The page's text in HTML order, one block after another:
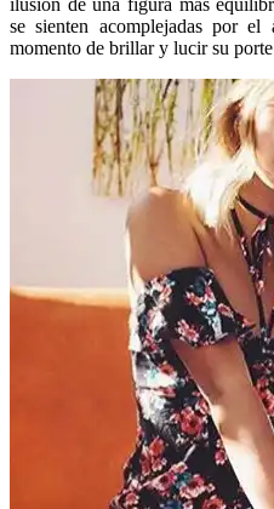
se sienten acomplejadas por
momento de brillar y lucir su